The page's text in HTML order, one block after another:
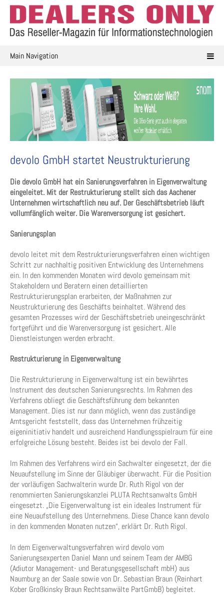
Skip
content
Main Navigation
devolo GmbH startet Neustrukturierung
Die devolo GmbH hat ein Sanierungsverfahren in Eigenverwaltung
eingeleitet. Mit der Restrukturierung stellt sich das Aachener
Unternehmen wirtschaftlich neu auf. Der Geschäftsbetrieb läuft
vollumfänglich weiter. Die Warenversorgung ist gesichert.
Sanierungsplan
devolo leitet mit dem Restrukturierungsverfahren einen wichtigen
Schritt zur nachhaltig positiven Entwicklung des Unternehmens
ein. In den kommenden Monaten wird devolo gemeinsam mit
Stakeholdern und Beratern einen detaillierten
Restrukturierungsplan erarbeiten, der Maßnahmen zur
Neustrukturierung des Geschäfts beinhaltet. Während des
gesamten Prozesses wird der Geschäftsbetrieb uneingeschränkt
fortgeführt und die Warenversorgung ist gesichert. Alle
Dienstleistungen werden erbracht.
Restrukturierung in Eigenverwaltung
Die Restrukturierung in Eigenverwaltung ist ein bewährtes
Instrument des deutschen Sanierungsrechts. Im Rahmen des
Verfahrens obliegt die Geschäftsführung dem bekannten
Management. Dies ist nur dann möglich, wenn das zuständige
Amtsgericht feststellt, dass das Unternehmen frühzeitig
eigeninitiativ handelt und ausreichend Handlungsspielraum für eine
erfolgreiche Lösung besteht. Beides ist bei devolo der Fall.
Im Rahmen des Verfahrens wird ein Sachwalter eingesetzt, der die
Neuaufstellung im Sinne der Gläubiger überwacht. Für die Position
der vorläufigen Sachwalterin wurde Dr. Ruth Rigol von der
renommierten Sanierungskanzlei PLUTA Rechtsanwalts GmbH
eingesetzt. „Die Eigenverwaltung ist ein ideales Instrument für
eine Neuaufstellung des Unternehmens. Diese Chance kann devolo
in den kommenden Monaten nutzen“, erklärt Dr. Ruth Rigol.
In dem Eigenverwaltungsverfahren wird devolo vom
Sanierungsexperten Daniel Mann und seinem Team der AMBG
(Adiutor Management- und Beratungsgesellschaft mbH) aus
Naumburg an der Saale sowie von Dr. Sebastian Braun (Reinhart
Kober Großkinsky Braun Rechtsanwälte PartGmbB) begleitet.